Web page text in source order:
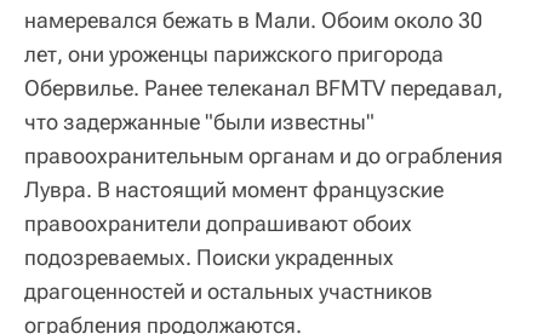
намеревался бежать в Мали. Обоим около 30
лет, они уроженцы парижского пригорода
Обервилье. Ранее телеканал BFMTV передавал,
что задержанные "были известны"
правоохранительным органам и до ограбления
Лувра. В настоящий момент французские
правоохранители допрашивают обоих
подозреваемых. Поиски украденных
драгоценностей и остальных участников
ограбления продолжаются.